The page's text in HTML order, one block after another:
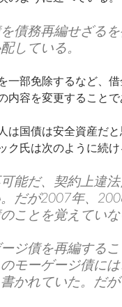
債務再編せざる
している。
一部免除するなど、借
内容を変更することで
は国債は安全資産だ
ク氏は次のように続け
能だ、契約上違
だが2007年、
ことを覚えてい
ジ債を再編する
モーゲージ債に
かれていた。だ